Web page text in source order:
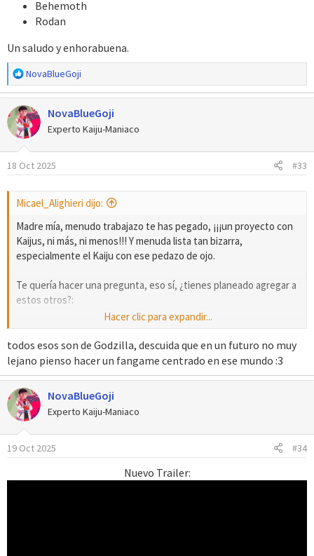
Behemoth
Rodan
Un saludo y enhorabuena.
R
e
a
c
c
i
o
n
:
NovaBlueGoji
NovaBlueGoji
Experto Kaiju-Maniaco
18 Oct 2025 #33
Micael_Alighieri dijo:
Madre mía, menudo trabajazo te has pegado, ¡¡¡un proyecto con
Kaijus, ni más, ni menos!!! Y menuda lista tan bizarra,
especialmente el Kaiju con ese pedazo de ojo.
Te quería hacer una pregunta, eso sí, ¿tienes planeado agregar a
estos otros?:
Titanosaurus
Gezora
Biollante
King Ghidorah
Mechagodzilla
SpaceGodzilla
Behemoth
Un saludo y enhorabuena.
Hacer clic para expandir...
todos esos son de Godzilla, descuida que en un futuro no muy
lejano pienso hacer un fangame centrado en ese mundo :3
NovaBlueGoji
Experto Kaiju-Maniaco
19 Oct 2025 #34
Nuevo Trailer: